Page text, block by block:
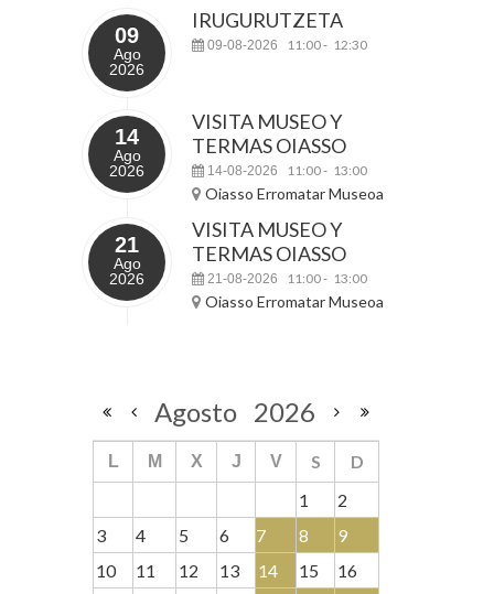
09
Ago
2026
IRUGURUTZETA
09-08-2026 11:00- 12:30
14
Ago
2026
VISITA MUSEO Y
TERMAS OIASSO
14-08-2026 11:00- 13:00
Oiasso Erromatar Museoa
21
Ago
2026
VISITA MUSEO Y
TERMAS OIASSO
21-08-2026 11:00- 13:00
Oiasso Erromatar Museoa
Agosto 2026
L M X J V S
D
1
2
3
4 5 6 7 8
9
10
11 12 13 14 15
16